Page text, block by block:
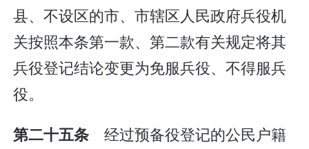
县、不设区的市、市辖区人民政府兵役机
关按照本条第一款、第二款有关规定将其
兵役登记结论变更为免服兵役、不得服兵
役。
第二十五条经过预备役登记的公民户籍